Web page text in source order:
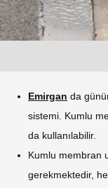
Emirgan da
sistemi. Kumlu
da kullanılabilir.
Kumlu membran
gerekmektedir,